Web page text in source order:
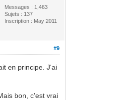
Messages : 1,463
Sujets : 137
Inscription : May 2011
#9
en principe. J'ai
bon, c'est vrai